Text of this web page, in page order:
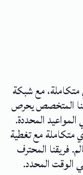
مع شبكة
50 دولة. فريقنا المتخصص يحرص
المحددة.
مع تغطية
حول العالم. فريقنا المحترف
المحدد.